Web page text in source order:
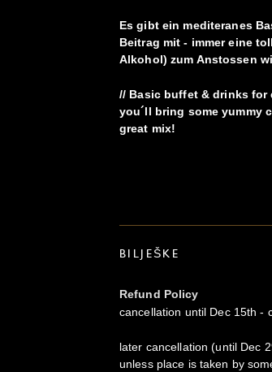
Es gibt ein mediteranes
Beitrag mit - immer eine
Alkohol) zum Anstossen
// Basic buffet & drinks for
you´ll bring some yummy
great mix!
BILJEŠKE
Refund Policy
cancellation until Dec 15th -
later cancellation (until Dec
unless place is taken by